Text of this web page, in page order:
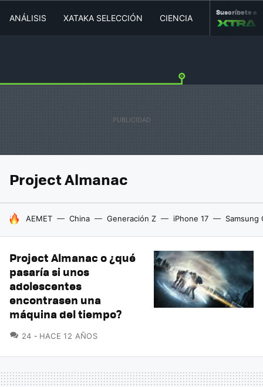
ANÁLISIS XATAKA SELECCIÓN CIENCIA MOVILIDAD
Suscríbete a
Project Almanac
HOY SE HABLA DE
AEMET China Generación Z iPhone 17 Samsung
Project Almanac o ¿qué
pasaría si unos
adolescentes
encontrasen una
máquina del tiempo?
24 COMENTARIOS
HACE 12 AÑOS